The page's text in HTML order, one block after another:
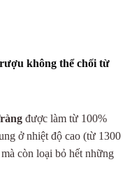
không thể chối từ
được làm từ 100%
ở nhiệt độ cao (từ 1300
còn loại bỏ hết những